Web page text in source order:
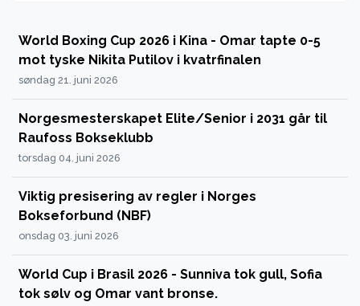
World Boxing Cup 2026 i Kina - Omar tapte 0-5
mot tyske Nikita Putilov i kvatrfinalen
søndag 21. juni 2026
Norgesmesterskapet Elite/Senior i 2031 går til
Raufoss Bokseklubb
torsdag 04. juni 2026
Viktig presisering av regler i Norges
Bokseforbund (NBF)
onsdag 03. juni 2026
World Cup i Brasil 2026 - Sunniva tok gull, Sofia
tok sølv og Omar vant bronse.